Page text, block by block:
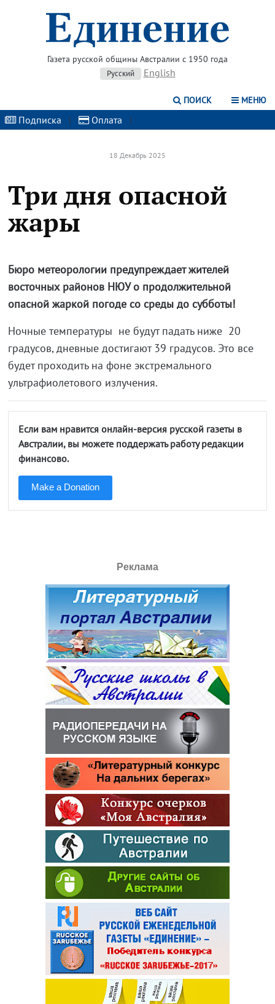
Газета русской общины Австралии с 1950 года
Русский English
ПОИСК МЕНЮ
Подписка | Оплата |
18 Декабрь 2025
Три дня опасной
жары
Бюро метеорологии предупреждает жителей
восточных районов НЮУ о продолжительной
опасной жаркой погоде со среды до субботы!
Ночные температуры не будут падать ниже 20
градусов, дневные достигают 39 градусов. Это все
будет проходить на фоне экстремального
ультрафиолетового излучения.
Если вам нравится онлайн-версия русской газеты в
Австралии, вы можете поддержать работу редакции
финансово.
Make a Donation
Реклама